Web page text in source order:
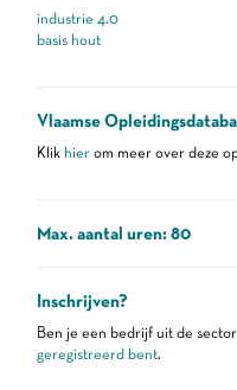
industrie 4.0
basis hout
Vlaamse
Klik hierom meer over deze
Max. aantal uren: 80
Inschrijven?
Ben je een bedrijf uit de
geregistreerd bent.